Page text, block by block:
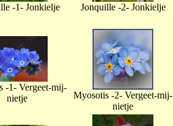
-1- Jonkielje Jonquille -2- Jonkielje
-1- Vergeet-mij-
nietje
Myosotis -2- Vergeet-mij-
nietje